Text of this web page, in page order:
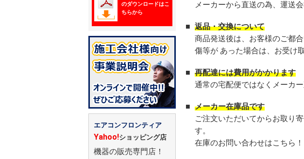
のダウンロードはこ
ちらから
エアコンフロンティア
Yahoo!ショッピング店
機器の販売専門店！
メーカーから直送の為、運送
■ 返品・交換について
商品発送後は、お客様のご都
傷等が あった場合は、お受け
■ 再配達には費用がかかります
通常の宅配便ではなくメーカ
■ メーカー在庫品です
ご注文いただいてからお取り
す。
在庫のお問い合わせはこちら！